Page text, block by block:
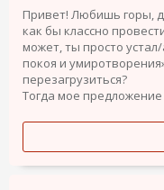
Привет! Любишь горы,
как бы классно
может, ты просто
покоя и
перезагрузиться?
Тогда мое